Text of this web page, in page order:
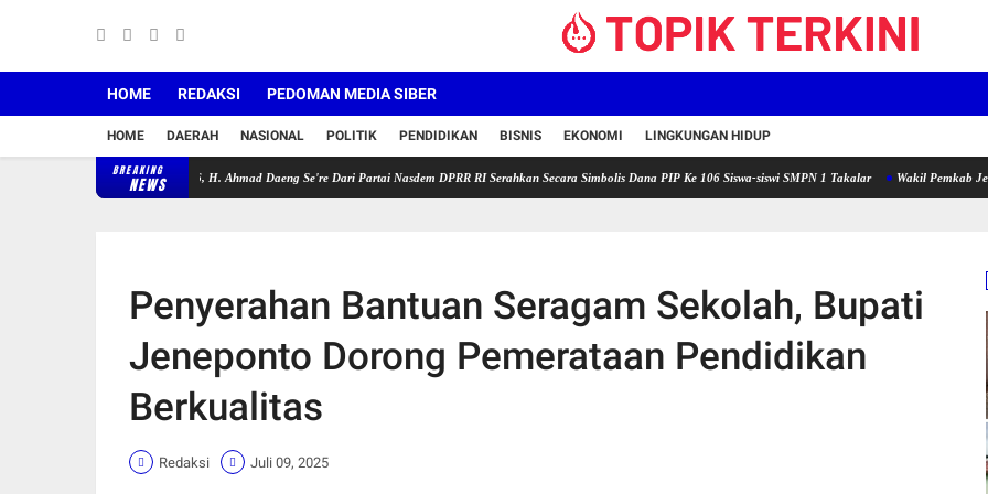
HOME REDAKSI PEDOMAN MEDIA SIBER
HOME DAERAH NASIONAL POLITIK PENDIDIKAN BISNIS EKONOMI LINGKUNGAN HIDUP
BREAKING
NEWS
V Tahun 2025-2026, H. Ahmad Daeng Se're Dari Partai Nasdem DPRR RI Serahkan Secara Simbolis Dana PIP Ke 106 Siswa-siswi SMPN 1 Takalar Wakil Pemkab Jeneponto
Penyerahan Bantuan Seragam Sekolah, Bupati
Jeneponto Dorong Pemerataan Pendidikan
Berkualitas
Redaksi Juli 09, 2025